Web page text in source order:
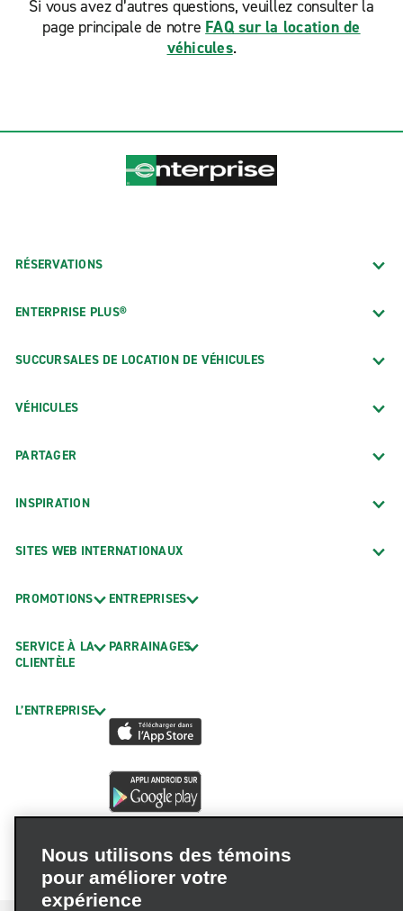
Si vous avez d’autres questions, veuillez consulter la
page principale de notre FAQ sur la location de
véhicules.
RÉSERVATIONS
ENTERPRISE PLUS®
SUCCURSALES DE LOCATION DE VÉHICULES
VÉHICULES
PARTAGER
INSPIRATION
SITES WEB INTERNATIONAUX
PROMOTIONS
SERVICE À LA
CLIENTÈLE
L’ENTREPRISE
ENTREPRISES
PARRAINAGES
Nous utilisons des témoins
pour améliorer votre
expérience